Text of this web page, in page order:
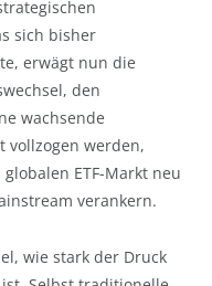
sich bisher
erwägt nun die
den
wachsende
vollzogen werden,
ETF-Markt neu
verankern.
wie stark der Druck